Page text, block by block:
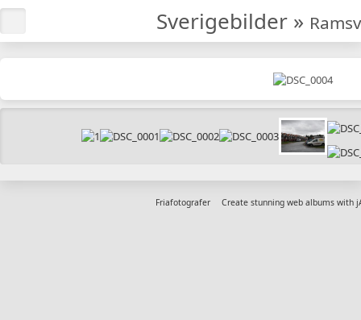
Sverigebilder »
Friafotografer Create stunning web albums with